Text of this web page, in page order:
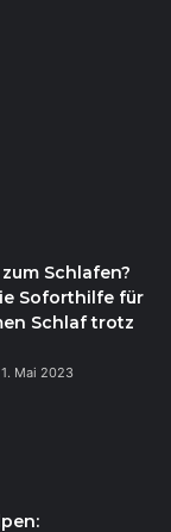
Schlafen?
Soforthilfe für
Schlaf trotz
1. Mai 2023